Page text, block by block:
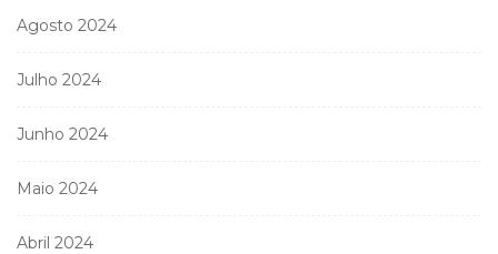
Agosto 2024
Julho 2024
Junho 2024
Maio 2024
Abril 2024